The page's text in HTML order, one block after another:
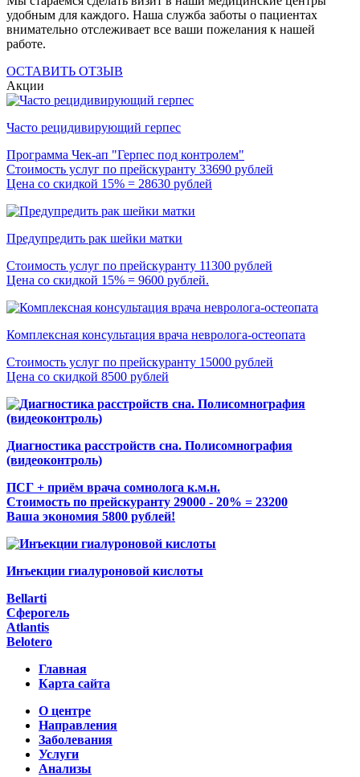
удобным для каждого. Наша служба заботы о пациентах
внимательно отслеживает все ваши пожелания к нашей
работе.
ОСТАВИТЬ ОТЗЫВ
Акции
Часто рецидивирующий герпес
Программа Чек-ап "Герпес под контролем"
Стоимость услуг по прейскуранту 33690 рублей
Цена со скидкой 15% = 28630 рублей
Предупредить рак шейки матки
Стоимость услуг по прейскуранту 11300 рублей
Цена со скидкой 15% = 9600 рублей.
Комплексная консультация врача невролога-остеопата
Стоимость услуг по прейскуранту 15000 рублей
Цена со скидкой 8500 рублей
Диагностика расстройств сна. Полисомнография
(видеоконтроль)
ПСГ + приём врача сомнолога к.м.н.
Стоимость по прейскуранту 29000 - 20% = 23200
Ваша экономия 5800 рублей!
Инъекции гиалуроновой кислоты
Bellarti
Сферогель
Atlantis
Belotero
Главная
Карта сайта
О центре
Направления
Заболевания
Услуги
Анализы